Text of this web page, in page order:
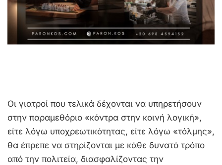
Οι γιατροί που τελικά δέχονται να υπηρετήσουν
στην παραμεθόριο «κόντρα στην κοινή λογική»,
είτε λόγω υποχρεωτικότητας, είτε λόγω «τόλμης»,
θα έπρεπε να στηρίζονται με κάθε δυνατό τρόπο
από την πολιτεία, διασφαλίζοντας την